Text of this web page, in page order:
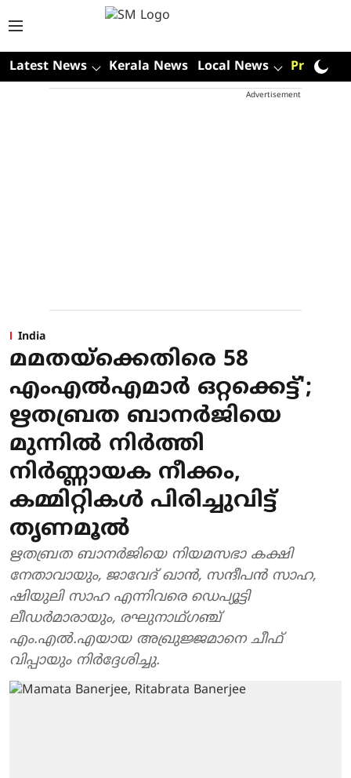
Latest News Kerala News Local News Premium
Advertisement
India
മമതയ്ക്കെതിരെ 58
എംഎൽഎമാർ ഒറ്റക്കെട്ട്';
ഋതബ്രത ബാനർജിയെ
മുന്നിൽ നിർത്തി
നിർണ്ണായക നീക്കം,
കമ്മിറ്റികൾ പിരിച്ചുവിട്ട്
തൃണമൂൽ
ഋതബ്രത ബാനര്‍ജിയെ നിയമസഭാ കക്ഷി
നേതാവായും, ജാവേദ് ഖാന്‍, സന്ദീപന്‍ സാഹ,
ഷിയുലി സാഹ എന്നിവരെ ഡെപ്യൂട്ടി
ലീഡര്‍മാരായും, രഘുനാഥ്ഗഞ്ച്
എം.എല്‍.എയായ അഖ്രുജ്ജമാനെ ചീഫ്
വിപ്പായും നിര്‍ദ്ദേശിച്ചു.